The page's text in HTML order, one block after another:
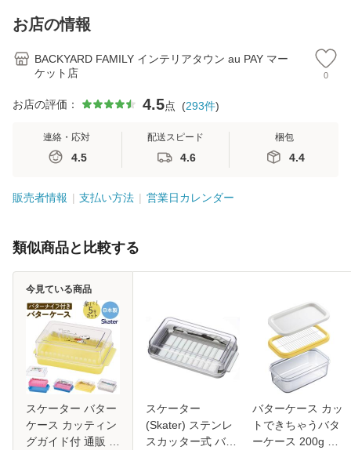
カバー 前 Keia＋
かわ
お店の情報
BACKYARD FAMILY インテリアタウン au PAY マー
ケット店
0
お店の評価： 4.5点 (293件)
連絡・応対
4.5
配送スピード
4.6
梱包
4.4
販売者情報 支払い方法 営業日カレンダー
類似商品と比較する
スケーター バター
ケース カッティン
グガイド付 通販 日
今見ている商品
スケーター
(Skater) ステンレ
スカッター式 バタ
バターケース カッ
トできちゃうバタ
ーケース 200g （